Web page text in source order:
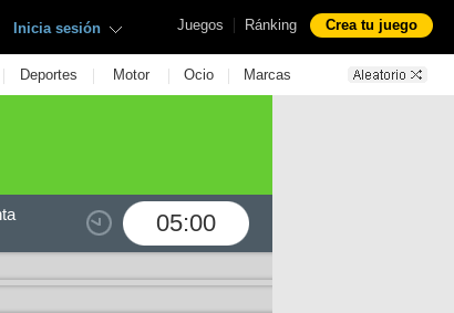
Juegos | Ránking Crea tu juego
Inicia sesión
| Deportes | Motor | Ocio | Marcas
05:00